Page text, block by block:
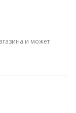
и может